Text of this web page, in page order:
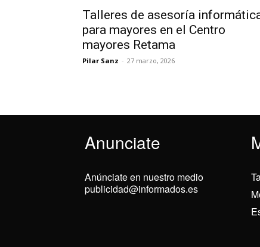
Talleres de asesoría
para mayores en el Centro
mayores Retama
Pilar Sanz - 27 marzo, 2026
Anunciate
Anúnciate en nuestro medio
publicidad@informados.es